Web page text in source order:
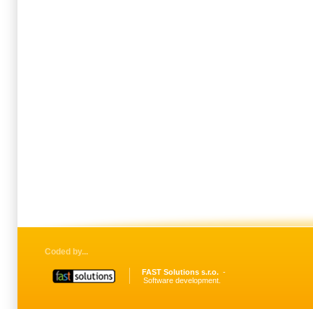
Coded by
FAST Solutions s.r.o.
Software development.